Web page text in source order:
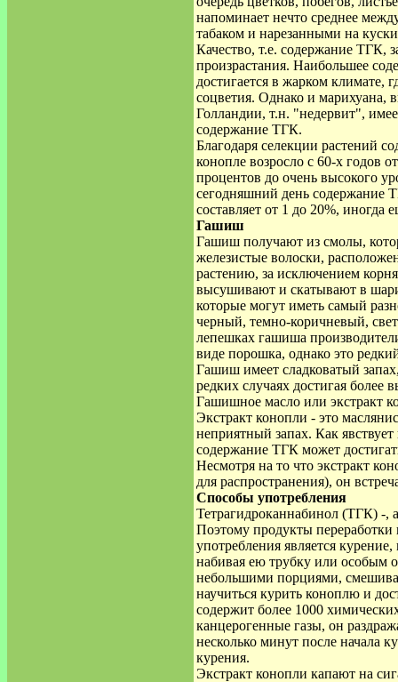
напоминает нечто среднее
табаком и нарезанными на
Качество, т.е. содержание ТГК,
произрастания. Наибольшее
достигается в жарком климате,
соцветия. Однако и марихуана,
Голландии, т.н. "недервит",
содержание ТГК.
Благодаря селекции растений
конопле возросло с 60-х годов
процентов до очень высокого
сегодняшний день содержание
составляет от 1 до 20%, иногда
Гашиш
Гашиш получают из смолы,
железистые волоски,
растению, за исключением
высушивают и скатывают в
которые могут иметь самый
черный, темно-коричневый,
лепешках гашиша
виде порошка, однако это
Гашиш имеет сладковатый
редких случаях достигая более
Гашишное масло или экстракт
Экстракт конопли - это
неприятный запах. Как
содержание ТГК может
Несмотря на то что экстракт
для распространения), он
Способы употребления
Тетрагидроканнабинол (ТГК) -,
Поэтому продукты
употребления является
набивая ею трубку или особым
небольшими порциями,
научиться курить коноплю и
содержит более 1000
канцерогенные газы, он
несколько минут после начала
курения.
Экстракт конопли капают на